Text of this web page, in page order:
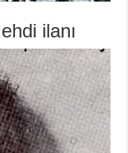
ilanı